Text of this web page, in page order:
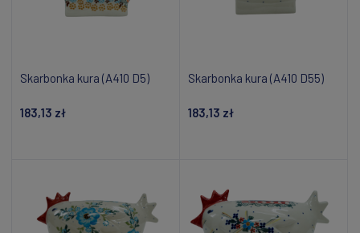
Skarbonka kura (A410 D5)
183,13 zł
Skarbonka kura (A410 D55)
183,13 zł